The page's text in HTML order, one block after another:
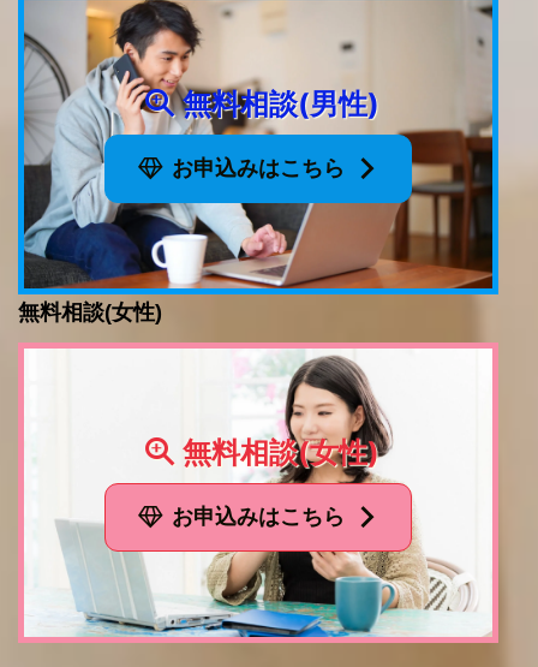
無料相談(男性)
お申込みはこちら
無料相談(女性)
無料相談(女性)
お申込みはこちら